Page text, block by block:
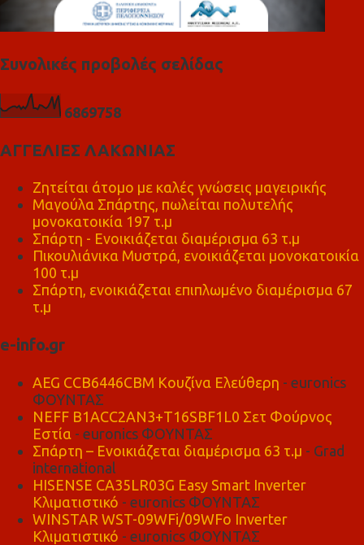
Συνολικές προβολές σελίδας
6869758
ΑΓΓΕΛΙΕΣ ΛΑΚΩΝΙΑΣ
Ζητείται άτομο με καλές γνώσεις μαγειρικής
Μαγούλα Σπάρτης, πωλείται πολυτελής
μονοκατοικία 197 τ.μ
Σπάρτη - Ενοικιάζεται διαμέρισμα 63 τ.μ
Πικουλιάνικα Μυστρά, ενοικιάζεται μονοκατοικία
100 τ.μ
Σπάρτη, ενοικιάζεται επιπλωμένο διαμέρισμα 67
τ.μ
e-info.gr
AEG CCB6446CBM Κουζίνα Ελεύθερη - euronics
ΦΟΥΝΤΑΣ
NEFF B1ACC2AN3+T16SBF1L0 Σετ Φούρνος
Εστία - euronics ΦΟΥΝΤΑΣ
Σπάρτη – Ενοικιάζεται διαμέρισμα 63 τ.μ - Grad
international
HISENSE CA35LR03G Easy Smart Inverter
Κλιματιστικό - euronics ΦΟΥΝΤΑΣ
WINSTAR WST-09WFi/09WFo Inverter
Κλιματιστικό - euronics ΦΟΥΝΤΑΣ